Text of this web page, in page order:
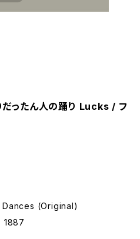
だったん人の踊り Lucks / フ
Dances (Original)
1887